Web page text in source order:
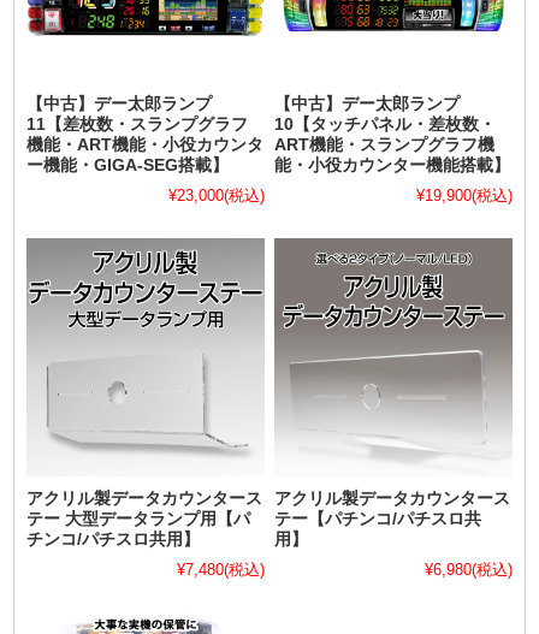
【中古】デー太郎ランプ
11【差枚数・スランプグラフ
機能・ART機能・小役カウンタ
ー機能・GIGA-SEG搭載】
¥23,000(税込)
【中古】デー太郎ランプ
10【タッチパネル・差枚数・
ART機能・スランプグラフ機
能・小役カウンター機能搭載】
¥19,900(税込)
アクリル製データカウンタース
テー 大型データランプ用【パ
チンコ/パチスロ共用】
¥7,480(税込)
アクリル製データカウンタース
テー【パチンコ/パチスロ共
用】
¥6,980(税込)